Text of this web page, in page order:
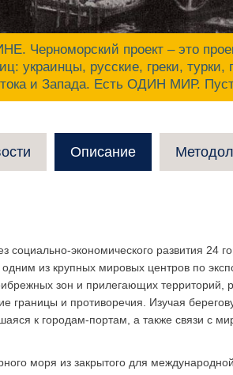
проект – это проект
украинцы, русские, греки,
и Запада. Есть ОДИН МИР.
Описание
социально-экономического развития
из крупных мировых центров по
зон и прилегающих территорий,
границы и противоречия. Изучая
к городам-портам, а также связи с
моря из закрытого для